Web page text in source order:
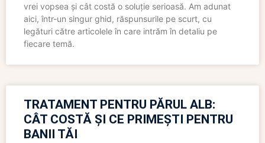
vrei vopsea și cât costă o soluție serioasă. Am adunat
aici, într-un singur ghid, răspunsurile pe scurt, cu
legături către articolele în care intrăm în detaliu pe
fiecare temă.
TRATAMENT PENTRU PĂRUL ALB:
CÂT COSTĂ ȘI CE PRIMEȘTI PENTRU
BANII TĂI